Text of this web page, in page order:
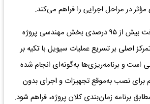
در مراحل اجرایی را فراهم می‌کند.
وی با اشاره به پیشرفت بیش از ۹۵ درصدی بخش مهندسی پروژه
اصلی بر تسریع عملیات سیویل با تکیه بر
است و برنامه‌ریزی‌ها به‌گونه‌ای انجام شده
برای نصب به‌موقع تجهیزات و اجرای بدون
برنامه زمان‌بندی کلان پروژه، فراهم شود.